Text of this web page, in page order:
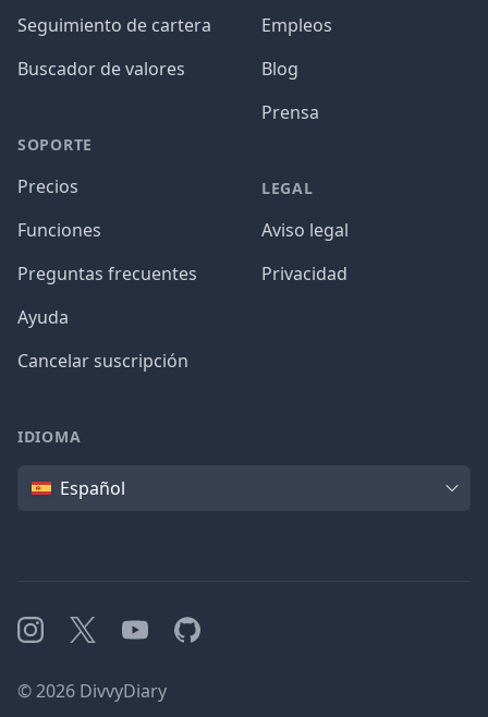
Seguimiento de cartera
Buscador de valores
SOPORTE
Precios
Funciones
Preguntas frecuentes
Ayuda
Cancelar suscripción
Empleos
Blog
Prensa
LEGAL
Aviso legal
Privacidad
IDIOMA
IdiomaEspañol
Instagram
X YouTubeGitHub
©2026 DivvyDiary